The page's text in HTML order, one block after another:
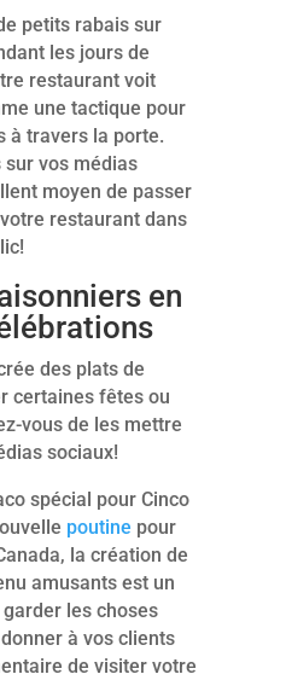
petits rabais sur
les jours de
restaurant voit
une tactique pour
à travers la porte.
vos médias
moyen de passer
restaurant dans
en
des plats de
certaines fêtes ou
vous de les mettre
sociaux!
spécial pour Cinco
poutine pour
la création de
amusants est un
les choses
à vos clients
de visiter votre